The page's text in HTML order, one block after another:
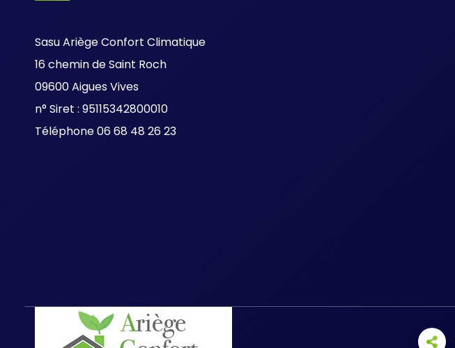
Sasu Ariège Confort Climatique
16 chemin de Saint Roch
09600 Aigues Vives
n° Siret : 95115342800010
Téléphone 06 68 48 26 23